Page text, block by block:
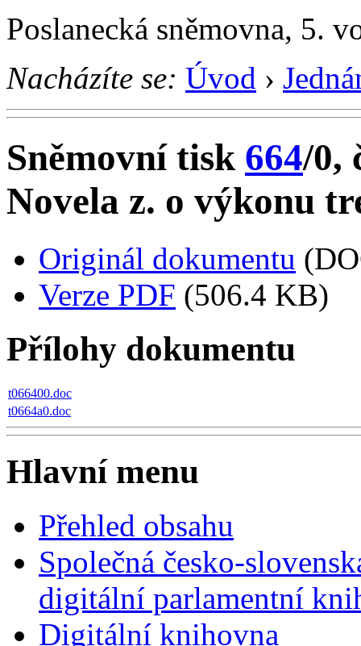
Poslanecká sněmovna, 5.
Nacházíte se: Úvod ›
Sněmovní tisk 664/0,
Novela z. o výkonu
Originál dokumentu
Verze PDF (506.4 KB)
Přílohy dokumentu
t066400.doc
t0664a0.doc
Hlavní menu
Přehled obsahu
Společná česko-
digitální parlamentní
Digitální knihovna